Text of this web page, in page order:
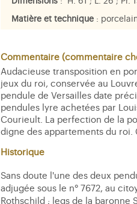
Matière et technique :
Commentaire (commentaire
Audacieuse transposition en
jeux du roi, conservée au
pendule de Versailles date
pendules lyre achetées par
Courieult. La perfection de la
digne des appartements du roi.
Historique
Sans doute l'une des deux
adjugée sous le n° 7672, au
Rothschild ; legs de la baronne